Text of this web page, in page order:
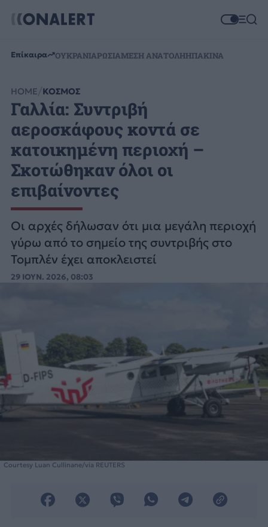
Επίκαιρα ΟΥΚΡΑΝΙΑΡΩΣΙΑΜΕΣΗ ΑΝΑΤΟΛΗΗΠΑΚΙΝΑ
HOME ΚΟΣΜΟΣ
Γαλλία: Συντριβή
αεροσκάφους κοντά σε
κατοικημένη περιοχή –
Σκοτώθηκαν όλοι οι
επιβαίνοντες
Οι αρχές δήλωσαν ότι μια μεγάλη περιοχή
γύρω από το σημείο της συντριβής στο
Τομπλέν έχει αποκλειστεί
29 ΙΟΥΝ. 2026, 08:03
Courtesy Luan Cullinane/via REUTERS